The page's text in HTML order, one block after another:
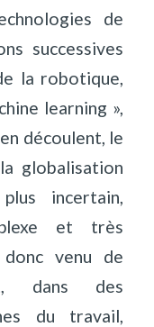
de
successives
la robotique,
learning »,
découlent, le
globalisation
incertain,
et très
venu de
dans des
du travail,